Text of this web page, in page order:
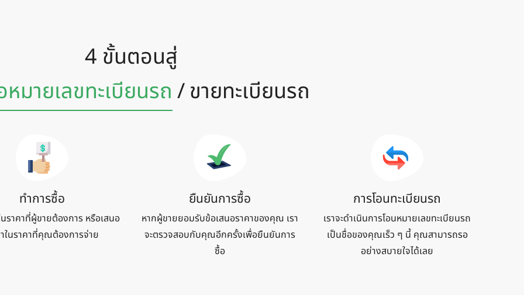
4 ขั้นตอนสู่
มายเลขทะเบียนรถ /ขายทะเบียนรถ
ทำการซื้อ
ราคาที่ผู้ขายต้องการ หรือเสนอ
ในราคาที่คุณต้องการจ่าย
ยืนยันการซื้อ
หากผู้ขายยอมรับข้อเสนอราคาของคุณ เรา
จะตรวจสอบกับคุณอีกครั้งเพื่อยืนยันการ
ซื้อ
การโอนทะเบียนรถ
เราจะดำเนินการโอนหมายเลขทะเบียนรถ
เป็นชื่อของคุณเร็ว ๆ นี้ คุณสามารถรอ
อย่างสบายใจได้เลย